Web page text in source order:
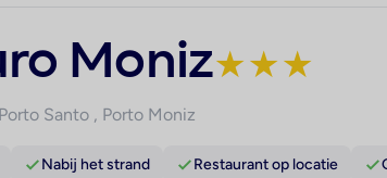
Moniz★★★
Santo , Porto Moniz
Nabij het strand Restaurant op locatie